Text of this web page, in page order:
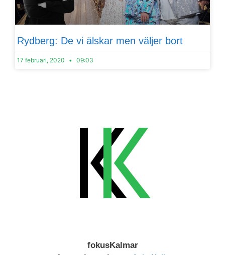
Rydberg: De vi älskar men väljer bort
17 februari, 2020 09:03
fokusKalmar